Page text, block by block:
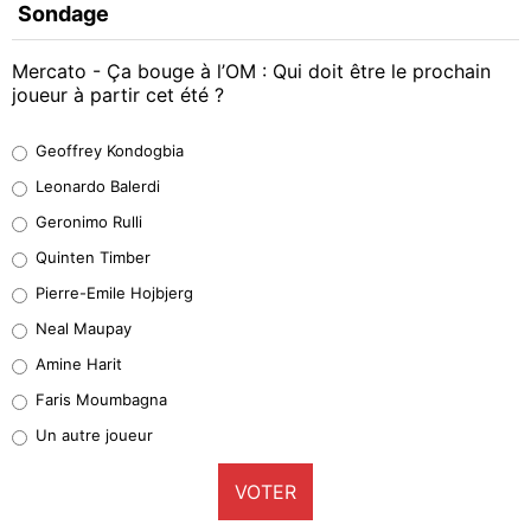
Sondage
Mercato - Ça bouge à l’OM : Qui doit être le prochain
joueur à partir cet été ?
38%
32%
5%
1%
9%
Geoffrey Kondogbia
Leonardo Balerdi
Geronimo Rulli
Quinten Timber
Pierre-Emile Hojbjerg
Neal Maupay
Amine Harit
Faris Moumbagna
Un autre joueur
VOTER